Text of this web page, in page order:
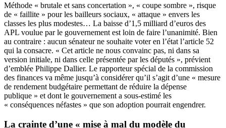
Méthode « brutale et sans concertation », « coupe sombre », risque
de « faillite » pour les bailleurs sociaux, « attaque » envers les
classes les plus modestes… La baisse d’1,5 milliard d’euros des
APL voulue par le gouvernement est loin de faire l’unanimité. Bien
au contraire : aucun sénateur ne souhaite voter en l’état l’article 52
qui la consacre. « Cet article ne nous convainc pas, ni dans sa
version initiale, ni dans celle présentée par les députés », prévient
d’emblée Philippe Dallier. Le rapporteur spécial de la commission
des finances va même jusqu’à considérer qu’il s’agit d’une « mesure
de rendement budgétaire permettant de réduire la dépense
publique » et dont le gouvernement a sous-estimé les
« conséquences néfastes » que son adoption pourrait engendrer.
La crainte d’une « mise à mal du modèle du